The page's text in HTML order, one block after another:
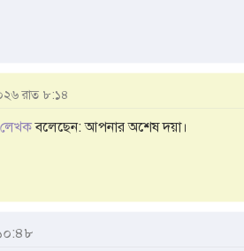
রাত ৮:১৪
লেখকবলেছেন: আপনার অশেষ দয়া।